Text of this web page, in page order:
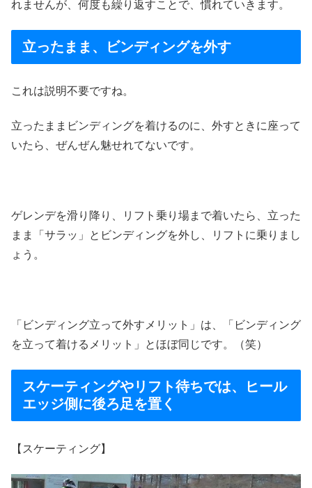
れませんが、何度も繰り返すことで、慣れていきます。
立ったまま、ビンディングを外す
これは説明不要ですね。
立ったままビンディングを着けるのに、外すときに座って
いたら、ぜんぜん魅せれてないです。
ゲレンデを滑り降り、リフト乗り場まで着いたら、立った
まま「サラッ」とビンディングを外し、リフトに乗りまし
ょう。
「ビンディング立って外すメリット」は、「ビンディング
を立って着けるメリット」とほぼ同じです。（笑）
スケーティングやリフト待ちでは、ヒール
エッジ側に後ろ足を置く
【スケーティング】